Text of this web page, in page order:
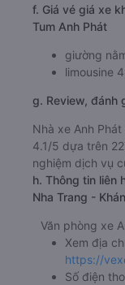
f. Giá vé giá xe
Tum Anh Phát
giường
limousine
g. Review, đánh
Nhà xe Anh
4.1/5 dựa trên
nghiệm dịch vụ
h. Thông tin liên
Nha Trang -
Văn phòng xe
Xem địa
https://
Số điện